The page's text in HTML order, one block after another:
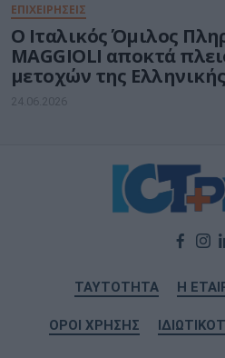
ΕΠΙΧΕΙΡΗΣΕΙΣ
O Ιταλικός Όμιλος
MAGGIOLI αποκτά
μετοχών της
COLLECTIVES A.E.
24.06.2026
ΤΑΥΤΟΤΗΤΑ Η
ΟΡΟΙ ΧΡΗΣΗΣ